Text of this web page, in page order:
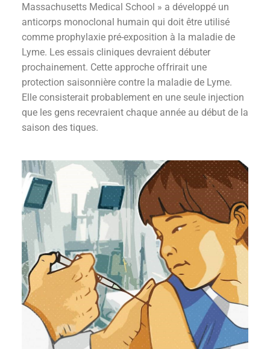
Massachusetts Medical School » a développé un
anticorps monoclonal humain qui doit être utilisé
comme prophylaxie pré-exposition à la maladie de
Lyme. Les essais cliniques devraient débuter
prochainement. Cette approche offrirait une
protection saisonnière contre la maladie de Lyme.
Elle consisterait probablement en une seule injection
que les gens recevraient chaque année au début de la
saison des tiques.